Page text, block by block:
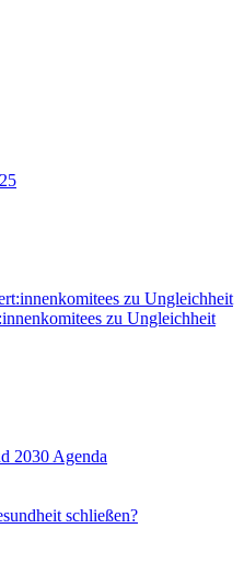
zu Ungleichheit
2030 Agenda
schließen?